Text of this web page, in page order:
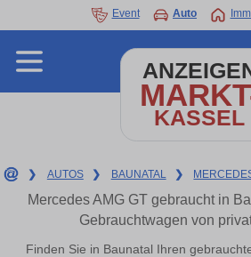
Event Auto
KASSEL
❯ AUTOS ❯ BAUNATAL ❯
Mercedes AMG GT gebraucht in
Gebrauchtwagen von
Finden Sie in Baunatal Ihren